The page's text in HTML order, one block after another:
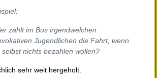
zahlt im Bus irgendwelchen
Jugendlichen die Fahrt, wenn
selbst nichts bezahlen wollen?
sehr weit hergeholt.